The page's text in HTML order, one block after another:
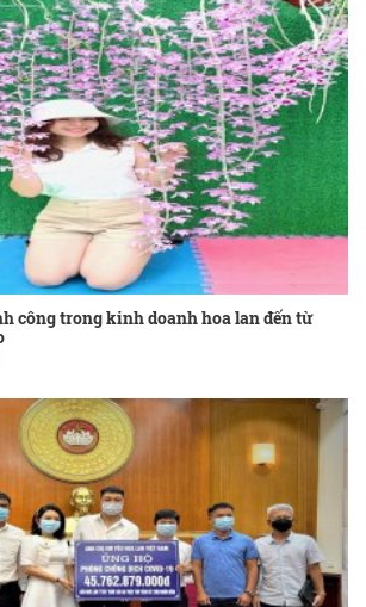
công trong kinh doanh hoa lan đến từ